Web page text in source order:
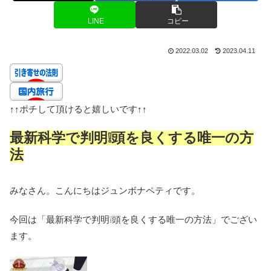
LINE コピー
2022.03.02 2023.04.11
↑↑ポチして頂けると嬉しいです↑↑
最新科学で判明❕頭を良くする唯一の方
法
みなさん。こんにちはジュンボナペティです。
今回は「最新科学で判明❕頭を良くする唯一の方法」でござい
ます。